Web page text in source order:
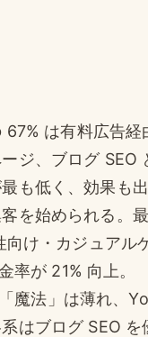
67% は有料広告
ジ、ブログ SEO
も低く、効果も
を始められる。
け・カジュアル
率が 21% 向上。
魔法」は薄れ、
はブログ SEO を